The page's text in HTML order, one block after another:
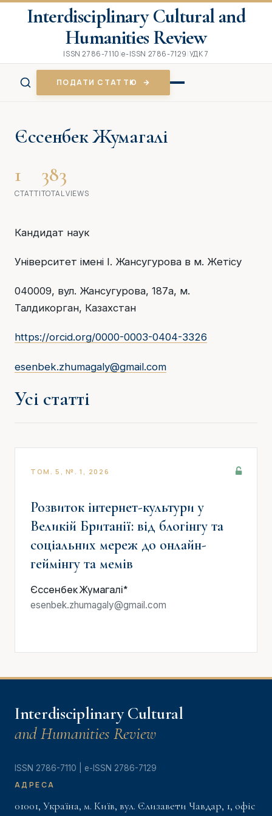
Interdisciplinary Cultural and
Humanities Review
ISSN 2786-7110|e-ISSN 2786-7129|УДК 7
ПОДАТИ СТАТТЮ
Єссенбек Жумагалі
1
СТАТТІ
383
TOTAL VIEWS
Кандидат наук
Університет імені І. Жансугурова в м. Жетісу
040009, вул. Жансугурова, 187а, м.
Талдикорган, Казахстан
https://orcid.org/0000-0003-0404-3326
esenbek.zhumagaly@gmail.com
Усі статті
ТОМ. 5, №. 1, 2026
Розвиток інтернет-культури у
Великій Британії: від блогінгу та
соціальних мереж до онлайн-
геймінгу та мемів
Єссенбек Жумагалі*
esenbek.zhumagaly@gmail.com
Interdisciplinary Cultural
and Humanities Review
ISSN 2786-7110 | e-ISSN 2786-7129
АДРЕСА
01001, Україна, м. Київ, вул. Єлизавети Чавдар, 1, офіс